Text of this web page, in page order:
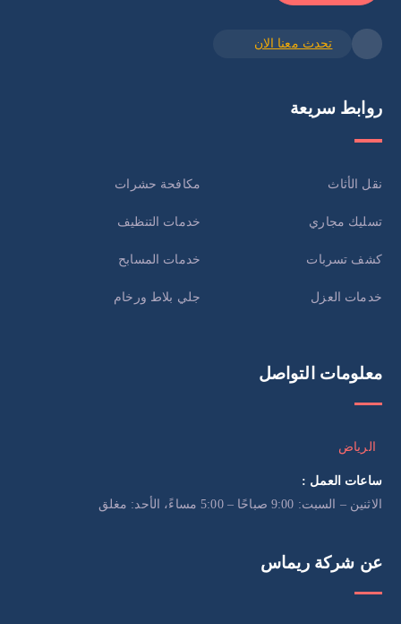
تحدث معنا الان
روابط سريعة
نقل الأثاث مكافحة حشرات
تسليك مجاري خدمات التنظيف
كشف تسربات خدمات المسابح
خدمات العزل جلي بلاط ورخام
معلومات التواصل
الرياض
ساعات العمل :
الاثنين – السبت: 9:00 صباحًا – 5:00 مساءً، الأحد: مغلق
عن شركة ريماس